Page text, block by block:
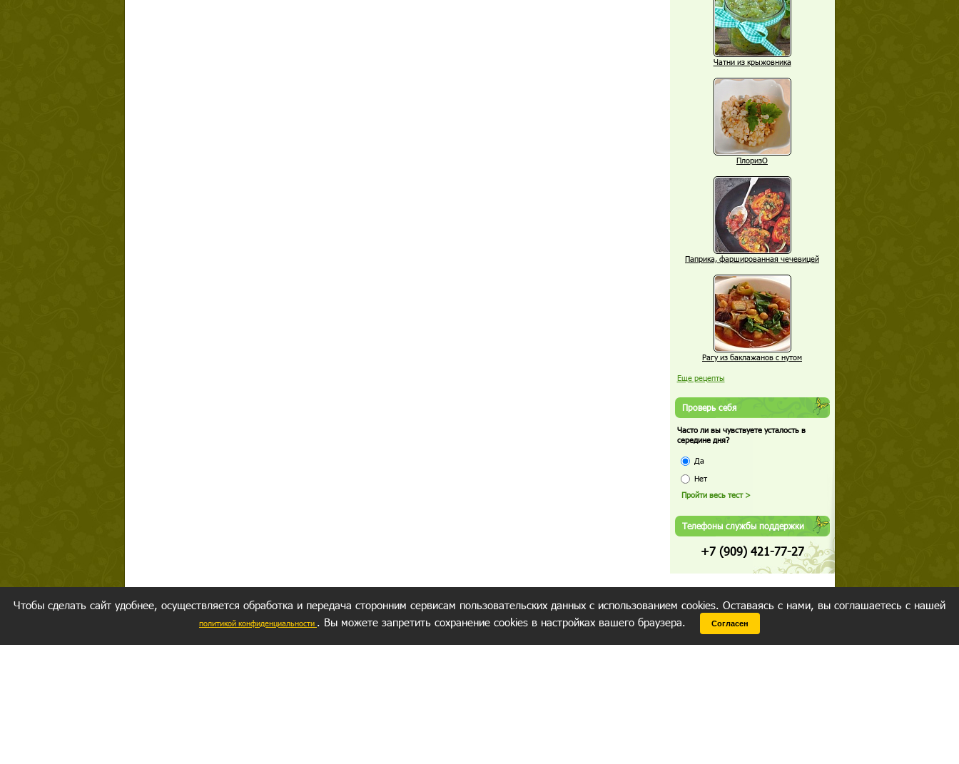
Чатни из крыжовника
ПлоризО
Паприка, фаршированная чечевицей
Рагу из баклажанов с нутом
Еще рецепты
Проверь себя
Часто ли вы чувствуете усталость в
середине дня?
Да
Нет
Телефоны службы поддержки
+7 (909) 421-77-27
Чтобы сделать сайт удобнее, осуществляется обработка и передача сторонним сервисам пользовательских данных с использованием cookies. Оставаясь с нами, вы соглашаетесь с нашей
политикой конфиденциальности . Вы можете запретить сохранение cookies в настройках вашего браузера. Согласен